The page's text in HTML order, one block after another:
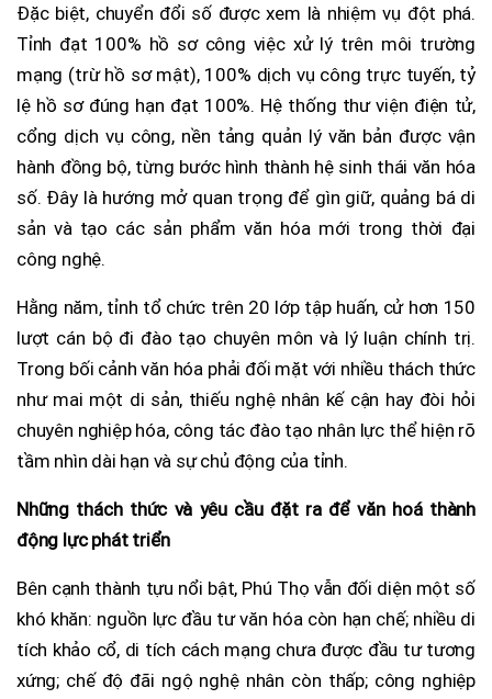
Đặc biệt, chuyển đổi số được xem là nhiệm vụ đột phá.
Tỉnh đạt 100% hồ sơ công việc xử lý trên môi trường
mạng (trừ hồ sơ mật), 100% dịch vụ công trực tuyến, tỷ
lệ hồ sơ đúng hạn đạt 100%. Hệ thống thư viện điện tử,
cổng dịch vụ công, nền tảng quản lý văn bản được vận
hành đồng bộ, từng bước hình thành hệ sinh thái văn hóa
số. Đây là hướng mở quan trọng để gìn giữ, quảng bá di
sản và tạo các sản phẩm văn hóa mới trong thời đại
công nghệ.
Hằng năm, tỉnh tổ chức trên 20 lớp tập huấn, cử hơn 150
lượt cán bộ đi đào tạo chuyên môn và lý luận chính trị.
Trong bối cảnh văn hóa phải đối mặt với nhiều thách thức
như mai một di sản, thiếu nghệ nhân kế cận hay đòi hỏi
chuyên nghiệp hóa, công tác đào tạo nhân lực thể hiện rõ
tầm nhìn dài hạn và sự chủ động của tỉnh.
Những thách thức và yêu cầu đặt ra để văn hoá thành
động lực phát triển
Bên cạnh thành tựu nổi bật, Phú Thọ vẫn đối diện một số
khó khăn: nguồn lực đầu tư văn hóa còn hạn chế; nhiều di
tích khảo cổ, di tích cách mạng chưa được đầu tư tương
xứng; chế độ đãi ngộ nghệ nhân còn thấp; công nghiệp